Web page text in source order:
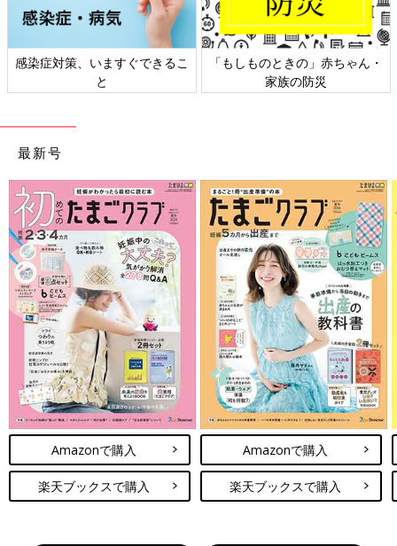
呼吸もずっとゼロゼロしていました。何の病気かはわからないけ
れど、絶対、何かあると思いました。
近所の総合病院を受診すると、神奈川県立こども医療センターを
紹介されました。そこで肥厚性幽門狭窄症と診断されて通院する
ことになりました」（沙織さん）
肥厚性幽門狭窄症とは、1カ月前後に診られる病気で、胃と十二
指腸の間にある幽門の筋肉が厚くなっていて、通り道が狭くなる
逆流して噴水のように吐いてしまう病気です。
リッキーくんは、どうにか手術をせずに済みましたが、数日おき
に通院し投薬の治療を受けました。
また肥厚性幽門狭窄症が見つかったあと、1カ月過ぎで発熱し、
市民病院に緊急入院しました
「市民病院では尿路感染症を疑われたのですが、病院で熱が下が
ったあとにけいれんを2回起こしたので、嫌な予感がしました。
しかし検査をしても異常なしと言われ、何の病気なのかわかりま
せんでした。
リッキーには何か病気がある、絶対、何か大きな病気があるとは
思っていても病名がわからず…。どうしていいのかわかりません
でした。
3カ月になり、2歳の上の子を遊ばせるために子育て支援センター
によく行っていたのですが、子育て経験のあるスタッフにも“リ
言われました。スタッフの中には、子どもが障害を持っている人
感染症対策、いますぐできるこ
と
「もしものときの」赤ちゃん・
家族の防災
最新号
Amazonで購入
楽天ブックスで購入
Amazonで購入
楽天ブックスで購入